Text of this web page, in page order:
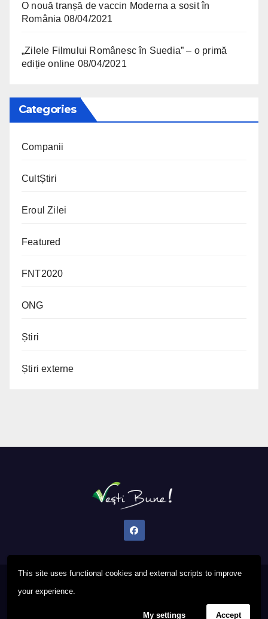
This site uses functional cookies and external scripts to improve
your experience.
My settings Accept
O nouă tranșă de vaccin Moderna a sosit în
România 08/04/2021
„Zilele Filmului Românesc în Suedia” – o primă
ediție online 08/04/2021
Categories
Companii
CultȘtiri
Eroul Zilei
Featured
FNT2020
ONG
Știri
Știri externe
Proudly powered by WordPress
Privacy PolicyFAQ